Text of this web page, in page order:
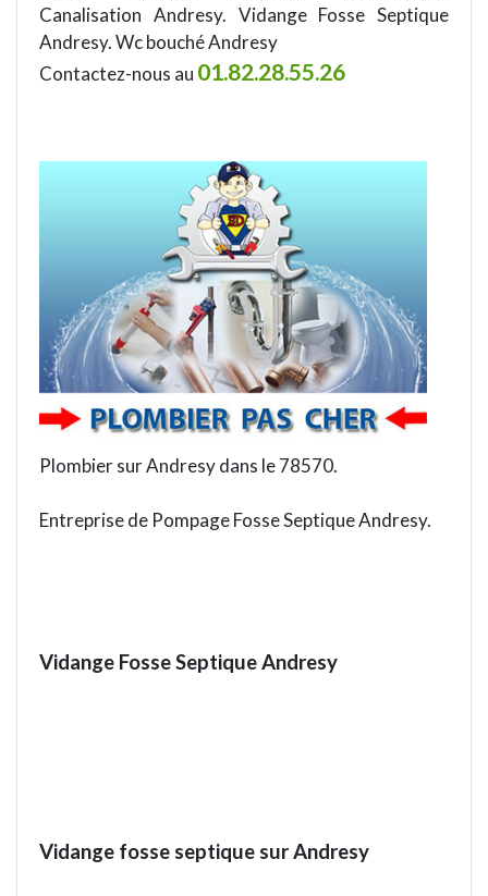
Canalisation Andresy. Vidange Fosse Septique
Andresy. Wc bouché Andresy
Contactez-nous au 01.82.28.55.26
Plombier sur Andresy dans le 78570.
Entreprise de Pompage Fosse Septique Andresy.
Vidange Fosse SeptiqueAndresy
Vidange fosse septique sur Andresy